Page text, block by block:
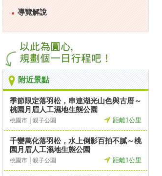
導覽解說
附近景點
季節限定落羽松，串連湖光山色與古厝～
桃園月眉人工濕地生態公園
桃園市 親子公園 距離1公里
千變萬化落羽松，水上倒影百拍不膩～桃
園月眉人工濕地生態公園
桃園市 親子公園 距離1公里